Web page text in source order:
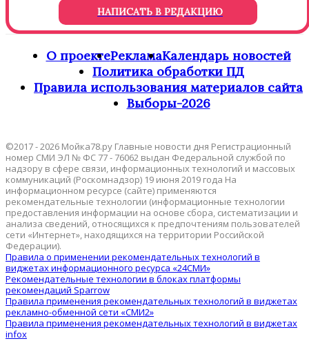
НАПИСАТЬ В РЕДАКЦИЮ
О проектеРекламаКалендарь новостей
Политика обработки ПД
Правила использования материалов сайта
Выборы-2026
©2017 - 2026 Мойка78.ру Главные новости дня Регистрационный
номер СМИ ЭЛ № ФС 77 - 76062 выдан Федеральной службой по
надзору в сфере связи, информационных технологий и массовых
коммуникаций (Роскомнадзор) 19 июня 2019 года На
информационном ресурсе (сайте) применяются
рекомендательные технологии (информационные технологии
предоставления информации на основе сбора, систематизации и
анализа сведений, относящихся к предпочтениям пользователей
сети «Интернет», находящихся на территории Российской
Федерации).
Правила о применении рекомендательных технологий в
виджетах информационного ресурса «24СМИ»
Рекомендательные технологии в блоках платформы
рекомендаций Sparrow
Правила применения рекомендательных технологий в виджетах
рекламно-обменной сети «СМИ2»
Правила применения рекомендательных технологий в виджетах
infox